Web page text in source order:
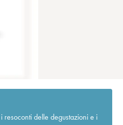
delle degustazioni e i